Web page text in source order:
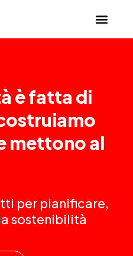
è fatta di
mettono al
per pianificare,
sostenibilità